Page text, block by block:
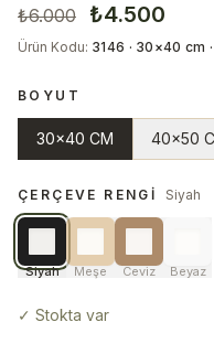
₺6.000 ₺4.500
Ürün Kodu: 3146 · 30×40 cm
BOYUT
30x40 CM 40x50
ÇERÇEVE RENGI Siyah
Siyah Meşe Ceviz Beyaz
✓ Stokta var